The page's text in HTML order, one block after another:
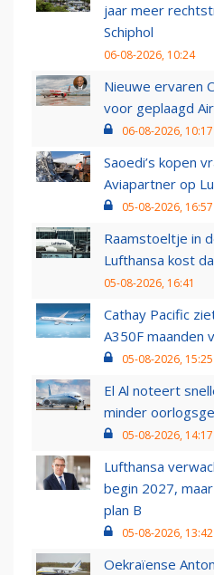
jaar meer
Schiphol
06-08-2026, 10:24
Nieuwe ervaren
voor geplaagd
06-08-2026, 10:17
Saoedi’s kopen
Aviapartner op
05-08-2026, 16:57
Raamstoeltje in
Lufthansa kost
05-08-2026, 16:41
Cathay Pacific
A350F maanden
05-08-2026, 15:25
El Al noteert
minder
05-08-2026, 14:17
Lufthansa
begin 2027,
plan B
05-08-2026, 13:42
Oekraïense